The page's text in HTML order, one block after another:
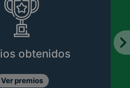
obtenidos
Ver premios